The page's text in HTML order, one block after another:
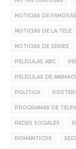
NOTICIAS DE FAMOSAS
NOTICIAS DE LA TELE
NOTICIAS DE SERIES
PELÍCULAS ABC
PELÍCULAS DE
POLÍTICA
PROGRAMAS DE
REDES SOCIALES
ROMÁNTICOS